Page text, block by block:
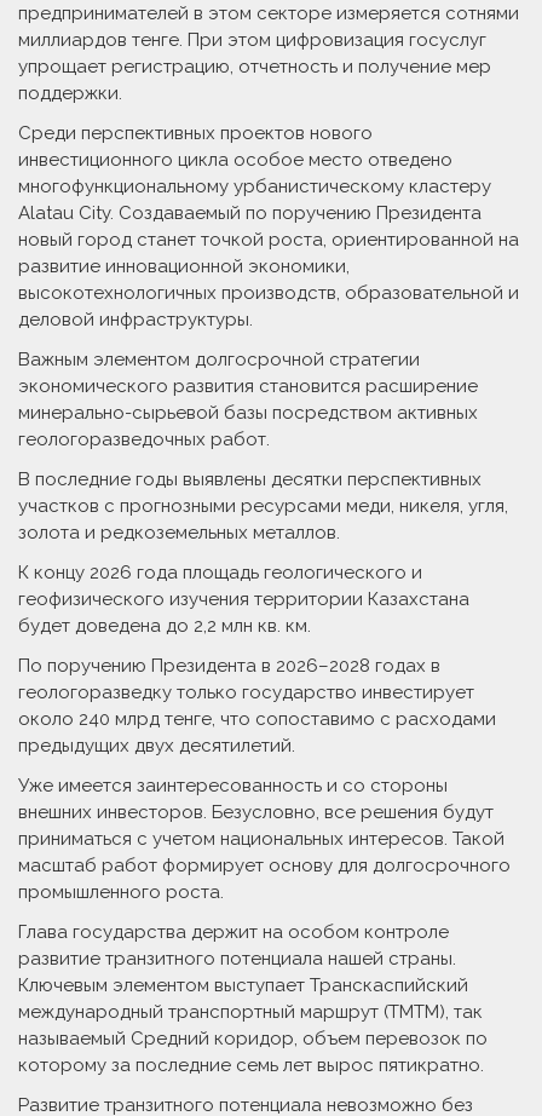
предпринимателей в этом секторе измеряется сотнями
миллиардов тенге. При этом цифровизация госуслуг
упрощает регистрацию, отчетность и получение мер
поддержки.
Среди перспективных проек­тов нового
инвестиционного цикла особое место отведено
многофункциональному урбанистическому кластеру
Alatau City. Создаваемый по поручению Президента
новый город станет точкой роста, ориентированной на
развитие инновационной экономики,
высокотехнологичных производств, образовательной и
деловой инфраструктуры.
Важным элементом долгосрочной стратегии
экономического развития становится расширение
минерально-сырьевой базы посредством активных
геологоразведочных работ.
В последние годы выявлены десятки перспективных
участков с прогнозными ресурсами меди, никеля, угля,
золота и редкоземельных металлов.
К концу 2026 года площадь геоло­гического и
геофизичес­кого изучения территории Казах­стана
будет доведена до 2,2 млн кв. км.
По поручению Президента в 2026–2028 годах в
геологоразведку только государство инвестирует
около 240 млрд тенге, что сопоставимо с расходами
предыдущих двух десятилетий.
Уже имеется заинтересованность и со стороны
внешних инвесторов. Безусловно, все решения будут
приниматься с учетом национальных интересов. Такой
масштаб работ формирует основу для долгосрочного
промышленного роста.
Глава государства держит на особом контроле
развитие транзитного потенциала нашей страны.
Ключевым элементом выступает Транскаспийский
международный транспортный маршрут (ТМТМ), так
называемый Средний коридор, объем перевозок по
которому за последние семь лет вырос пятикратно.
Развитие транзитного потен­циа­ла невозможно без